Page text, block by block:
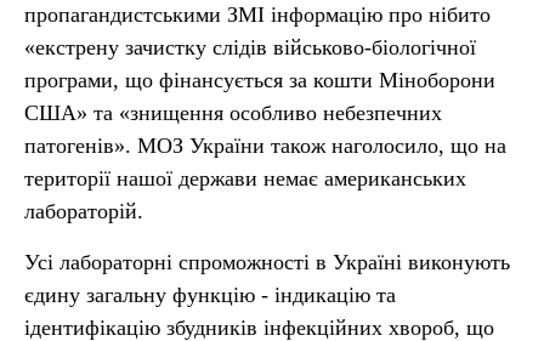
пропагандистськими ЗМІ інформацію про нібито
«екстрену зачистку слідів військово-біологічної
програми, що фінансується за кошти Міноборони
США» та «знищення особливо небезпечних
патогенів». МОЗ України також наголосило, що на
території нашої держави немає американських
лабораторій.
Усі лабораторні спроможності в Україні виконують
єдину загальну функцію - індикацію та
ідентифікацію збудників інфекційних хвороб, що